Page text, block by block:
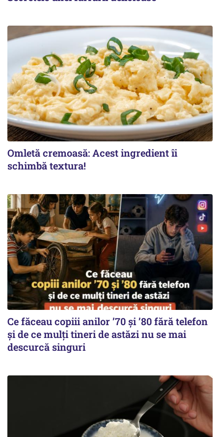
Omletă cremoasă: Acest ingredient îi
schimbă textura!
Ce făceau copiii anilor ’70 și ’80 fără telefon
și de ce mulți tineri de astăzi nu se mai
descurcă singuri